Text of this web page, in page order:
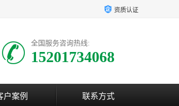
资质认证
全国服务咨询热线:
15201734068
户案例 联系方式